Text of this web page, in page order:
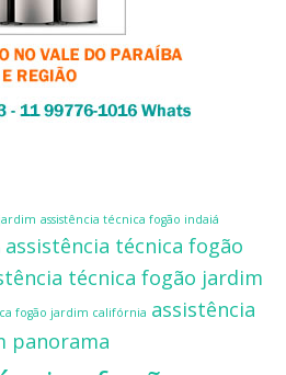
assistência técnica fogão indaiá
assistência técnica fogão
técnica fogão jardim
fogão jardim califórnia assistência
panorama